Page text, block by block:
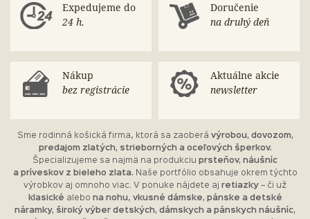
Expedujeme do
24 h.
Doručenie
na druhý deň
Nákup
bez registrácie
Aktuálne akcie
newsletter
Sme rodinná košická firma, ktorá sa zaoberá výrobou, dovozom,
predajom zlatých, strieborných a oceľových šperkov.
Špecializujeme sa najmä na produkciu
prsteňov, náušníc
a príveskov z bieleho zlata. Naše portfólio obsahuje okrem týchto
výrobkov aj omnoho viac. V ponuke nájdete aj
retiazky – či už
klasické alebo na nohu , vkusné dámske, pánske a detské
náramky, široký výber detských, dámskych a pánskych náušníc,